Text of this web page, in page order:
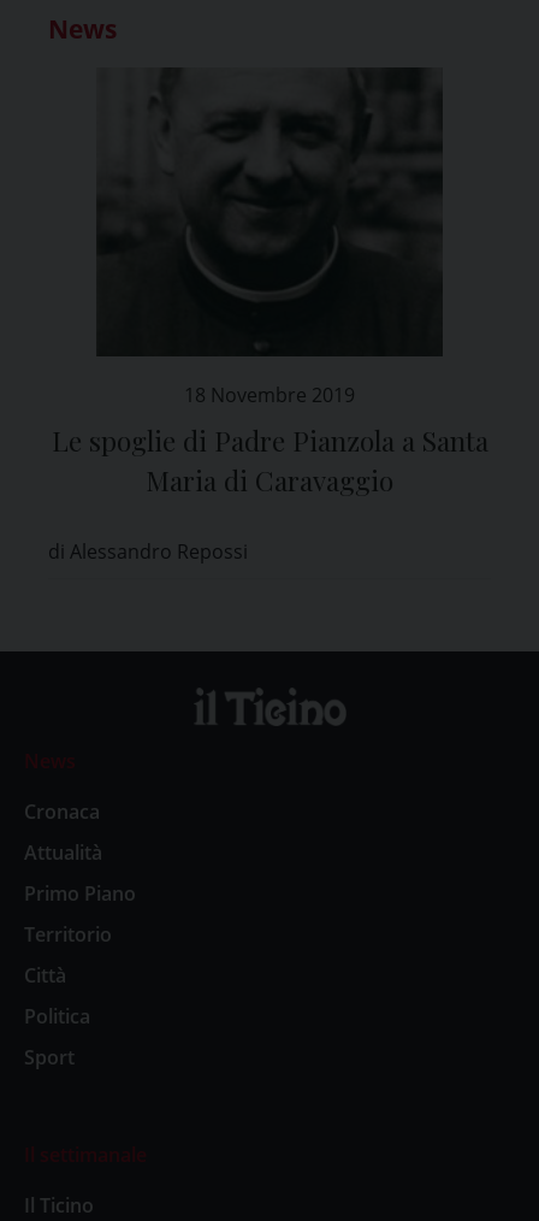
News
18 Novembre 2019
Le spoglie di Padre Pianzola a Santa
Maria di Caravaggio
di Alessandro Repossi
News
Cronaca
Attualità
Primo Piano
Territorio
Città
Politica
Sport
Il settimanale
Il Ticino